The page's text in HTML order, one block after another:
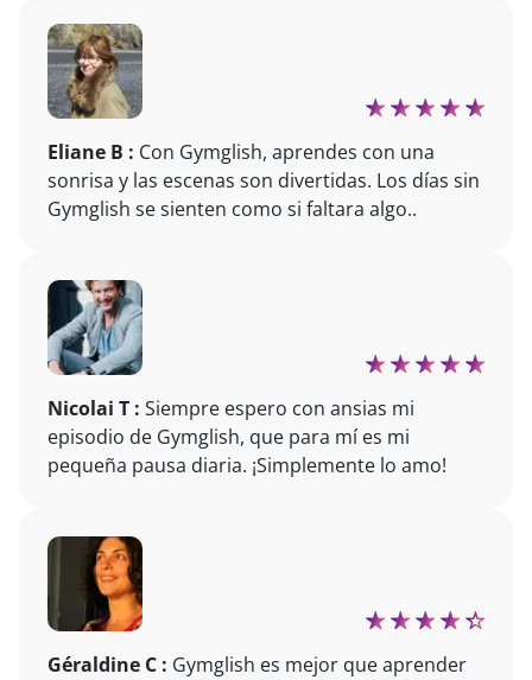
Eliane B : Con Gymglish, aprendes con una
sonrisa y las escenas son divertidas. Los días sin
Gymglish se sienten como si faltara algo..
Nicolai T : Siempre espero con ansias mi
episodio de Gymglish, que para mí es mi
pequeña pausa diaria. ¡Simplemente lo amo!
Géraldine C : Gymglish es mejor que aprender